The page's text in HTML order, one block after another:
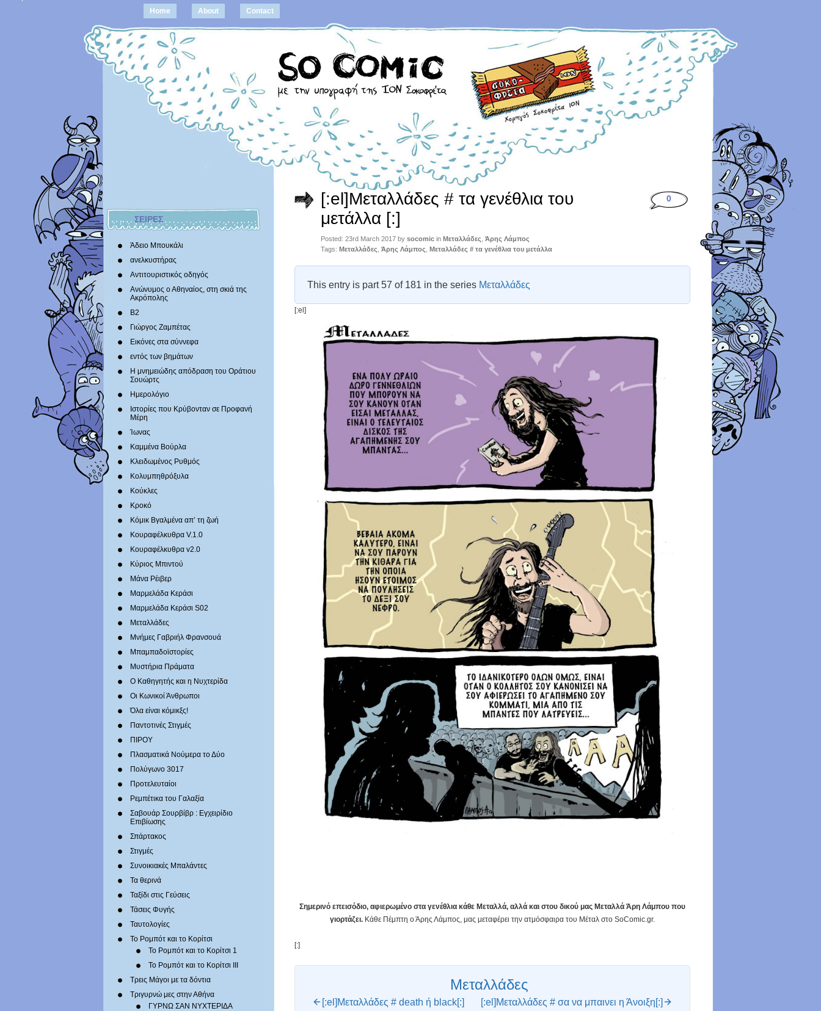
Home About Contact
ΣΕΙΡΕΣ
Άδειο Μπουκάλι
ανελκυστήρας
Αντιτουριστικός οδηγός
Ανώνυμος ο Αθηναίος, στη σκιά της
Ακρόπολης
Β2
Γιώργος Ζαμπέτας
Εικόνες στα σύννεφα
εντός των βημάτων
Η μνημειώδης απόδραση του Οράτιου
Σουώρτς
Ημερολόγιο
Ιστορίες που Κρύβονταν σε Προφανή
Μέρη
Ίωνας
Καμμένα Βούρλα
Κλειδωμένος Ρυθμός
Κολυμπηθρόξυλα
Κούκλες
Κροκό
Κόμικ Βγαλμένα απ’ τη ζωή
Κουραφέλκυθρα V.1.0
Κουραφέλκυθρα v2.0
Κύριος Μπιντού
Μάνα Ρέιβερ
Μαρμελάδα Κεράσι
Μαρμελάδα Κεράσι S02
Μεταλλάδες
Mνήμες Γαβριήλ Φρανσουά
Μπαμπαδοϊστορίες
Μυστήρια Πράματα
Ο Καθηγητής και η Νυχτερίδα
Οι Κωνικοί Άνθρωποι
Όλα είναι κόμικξς!
Παντοτινές Στιγμές
ΠΙΡΟΥ
Πλασματικά Νούμερα το Δύο
Πολύγωνο 3017
Προτελευταίοι
Ρεμπέτικα του Γαλαξία
Σαβουάρ Σουρβίβρ : Εγχειρίδιο
Επιβίωσης
Σπάρτακος
Στιγμές
Συνοικιακές Μπαλάντες
Τα θερινά
Ταξίδι στις Γεύσεις
Τάσεις Φυγής
Ταυτολογίες
Το Ρομπότ και το Κορίτσι
Το Ρομπότ και το Κορίτσι 1
Το Ρομπότ και το Κορίτσι III
Τρεις Μάγοι με τα δόντια
Τριγυρνώ μες στην Αθήνα
ΓΥΡΝΩ ΣΑΝ ΝΥΧΤΕΡΙΔΑ
[:el]Μεταλλάδες # τα γενέθλια του
μετάλλα [:]
Posted: 23rd March 2017 by socomic in Μεταλλάδες Άρης Λάμπος
Tags: Μεταλλάδες Άρης Λάμπος Μεταλλάδες # τα γενέθλια του μετάλλα
0
This entry is part 57 of 181 in the series Μεταλλάδες
[:el]
Σημερινό επεισόδιο, αφιερωμένο στα γενέθλια κάθε Μεταλλά, αλλά και στου δικού μας Μεταλλά Άρη Λάμπου που
γιορτάζει. Κάθε Πέμπτη ο Άρης Λάμπος, μας μεταφέρει την ατμόσφαιρα του Μέταλ στο SoComic.gr.
[:]
Μεταλλάδες
[:el]Μεταλλάδες # death ή black[:] [:el]Μεταλλάδες # σα να μπαινει η Άνοιξη[:]